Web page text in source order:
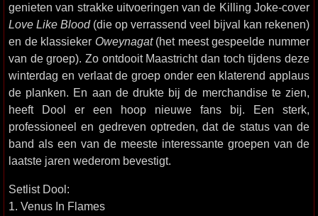
genieten van strakke uitvoeringen van de Killing Joke-cover
Love Like Blood(die op verrassend veel bijval kan rekenen)
en de klassieker Oweynagat(het meest gespeelde nummer
van de groep). Zo ontdooit Maastricht dan toch tijdens deze
winterdag en verlaat de groep onder een klaterend applaus
de planken. En aan de drukte bij de merchandise te zien,
heeft Dool er een hoop nieuwe fans bij. Een sterk,
professioneel en gedreven optreden, dat de status van de
band als een van de meeste interessante groepen van de
laatste jaren wederom bevestigt.
Setlist Dool:
1. Venus In Flames